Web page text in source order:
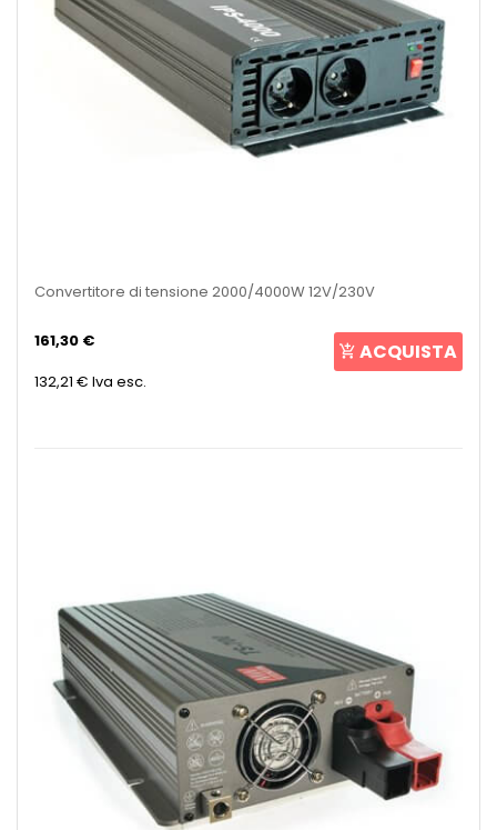
Convertitore di tensione 2000/4000W 12V/230V
161,30 €
132,21 € Iva esc.
ACQUISTA